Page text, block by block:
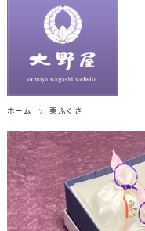
ホーム 栗ふくさ